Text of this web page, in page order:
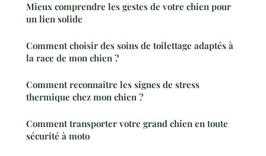
Mieux comprendre les gestes de votre chien pour
un lien solide
Comment choisir des soins de toilettage adaptés à
la race de mon chien ?
Comment reconnaître les signes de stress
thermique chez mon chien ?
Comment transporter votre grand chien en toute
sécurité à moto